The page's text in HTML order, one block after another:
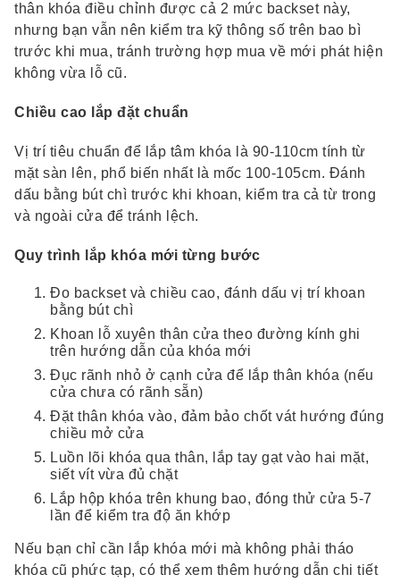
thân khóa điều chỉnh được cả 2 mức backset này,
nhưng bạn vẫn nên kiểm tra kỹ thông số trên bao bì
trước khi mua, tránh trường hợp mua về mới phát hiện
không vừa lỗ cũ.
Chiều cao lắp đặt chuẩn
Vị trí tiêu chuẩn để lắp tâm khóa là 90-110cm tính từ
mặt sàn lên, phổ biến nhất là mốc 100-105cm. Đánh
dấu bằng bút chì trước khi khoan, kiểm tra cả từ trong
và ngoài cửa để tránh lệch.
Quy trình lắp khóa mới từng bước
Đo backset và chiều cao, đánh dấu vị trí khoan
bằng bút chì
Khoan lỗ xuyên thân cửa theo đường kính ghi
trên hướng dẫn của khóa mới
Đục rãnh nhỏ ở cạnh cửa để lắp thân khóa (nếu
cửa chưa có rãnh sẵn)
Đặt thân khóa vào, đảm bảo chốt vát hướng đúng
chiều mở cửa
Luồn lõi khóa qua thân, lắp tay gạt vào hai mặt,
siết vít vừa đủ chặt
Lắp hộp khóa trên khung bao, đóng thử cửa 5-7
lần để kiểm tra độ ăn khớp
Nếu bạn chỉ cần lắp khóa mới mà không phải tháo
khóa cũ phức tạp, có thể xem thêm hướng dẫn chi tiết